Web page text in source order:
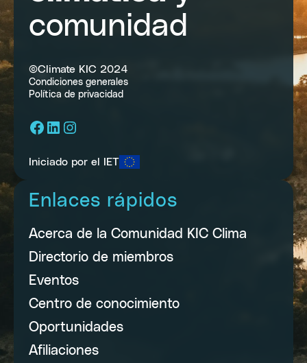
comunidad
©Climate KIC 2024
Condiciones generales
Política de privacidad
Facebook
LinkedIn
Instagram
Iniciado por el IET
Enlaces rápidos
Acerca de la Comunidad KIC Clima
Directorio de miembros
Eventos
Centro de conocimiento
Oportunidades
Afiliaciones